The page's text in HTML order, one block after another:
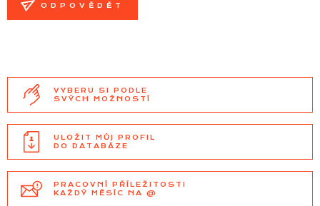
ODPOVĚDĚT
VYBERU SI PODLE
SVÝCH MOŽNOSTÍ
ULOŽIT MŮJ PROFIL
DO DATABÁZE
PRACOVNÍ PŘÍLEŽITOSTI
KAŽDÝ MĚSÍC NA @